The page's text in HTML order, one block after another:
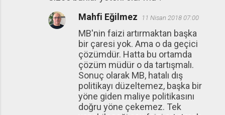
Mahfi Eğilmez 11 Nisan 2018 07:00
MB'nin faizi artırmaktan başka
bir çaresi yok. Ama o da geçici
çözümdür. Hatta bu ortamda
çözüm müdür o da tartışmalı.
Sonuç olarak MB, hatalı dış
politikayı düzeltemez, başka bir
yöne giden maliye politikasını
doğru yöne çekemez. Tek